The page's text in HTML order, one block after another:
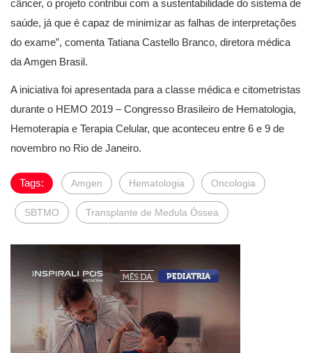
câncer, o projeto contribui com a sustentabilidade do sistema de
saúde, já que é capaz de minimizar as falhas de interpretações
do exame”, comenta Tatiana Castello Branco, diretora médica
da Amgen Brasil.
A iniciativa foi apresentada para a classe médica e citometristas
durante o HEMO 2019 – Congresso Brasileiro de Hematologia,
Hemoterapia e Terapia Celular, que aconteceu entre 6 e 9 de
novembro no Rio de Janeiro.
Tags: Amgen Hematologia Oncologia
SBTMO Transplante de Medula Óssea